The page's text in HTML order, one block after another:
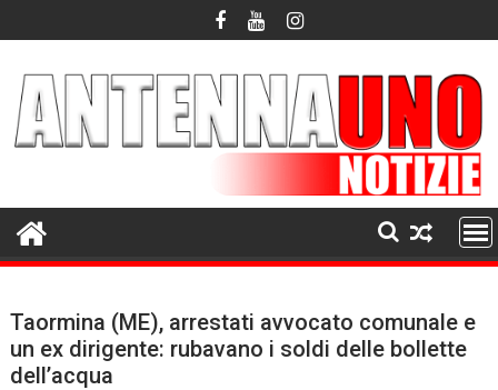
to
Taormina (ME), arrestati avvocato comunale e
un ex dirigente: rubavano i soldi delle bollette
dell’acqua